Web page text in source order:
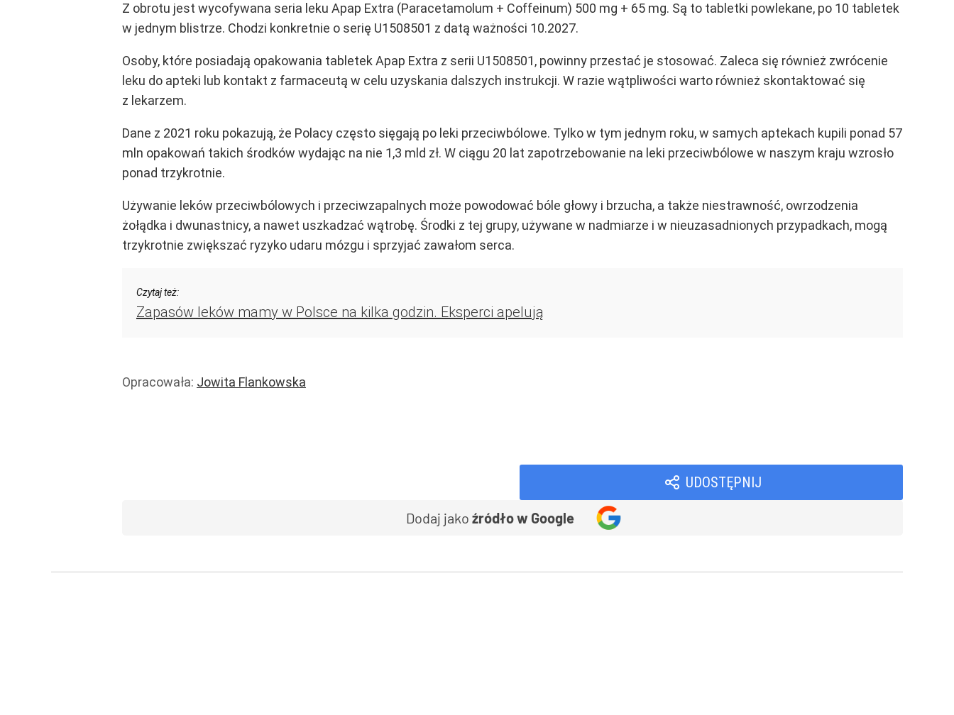
Z obrotu jest wycofywana seria leku Apap Extra (Paracetamolum + Coffeinum) 500 mg + 65 mg. Są to tabletki powlekane, po 10 tabletek
w jednym blistrze. Chodzi konkretnie o serię U1508501 z datą ważności 10.2027.
Osoby, które posiadają opakowania tabletek Apap Extra z serii U1508501, powinny przestać je stosować. Zaleca się również zwrócenie
leku do apteki lub kontakt z farmaceutą w celu uzyskania dalszych instrukcji. W razie wątpliwości warto również skontaktować się
z lekarzem.
Dane z 2021 roku pokazują, że Polacy często sięgają po leki przeciwbólowe. Tylko w tym jednym roku, w samych aptekach kupili ponad 57
mln opakowań takich środków wydając na nie 1,3 mld zł. W ciągu 20 lat zapotrzebowanie na leki przeciwbólowe w naszym kraju wzrosło
ponad trzykrotnie.
Używanie leków przeciwbólowych i przeciwzapalnych może powodować bóle głowy i brzucha, a także niestrawność, owrzodzenia
żołądka i dwunastnicy, a nawet uszkadzać wątrobę. Środki z tej grupy, używane w nadmiarze i w nieuzasadnionych przypadkach, mogą
trzykrotnie zwiększać ryzyko udaru mózgu i sprzyjać zawałom serca.
Czytaj też:
Zapasów leków mamy w Polsce na kilka godzin. Eksperci apelują
Opracowała: Jowita Flankowska
UDOSTĘPNIJ
Dodaj jako źródło w Google